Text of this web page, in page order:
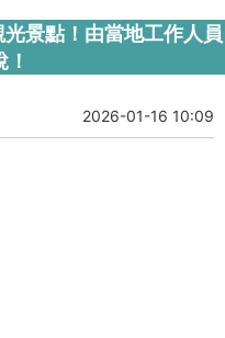
景點！由當地工作人員
2026-01-16 10:09